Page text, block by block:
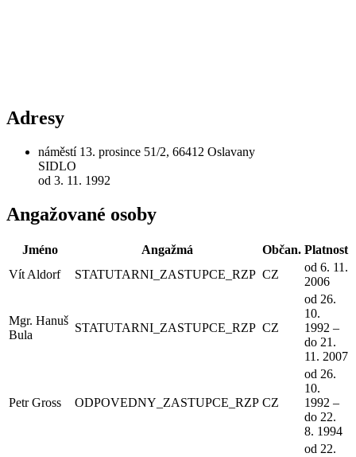
Adresy
náměstí 13. prosince 51/2, 66412 Oslavany
SIDLO
od 3. 11. 1992
Angažované osoby
Jméno Angažmá Občan. Platnost
Vít Aldorf
STATUTARNI_ZASTUPCE_RZP CZ
od 6. 11.
2006
Mgr. Hanuš
Bula
STATUTARNI_ZASTUPCE_RZP CZ
od 26.
10.
1992 –
do 21.
11. 2007
Petr Gross ODPOVEDNY_ZASTUPCE_RZP CZ
od 26.
10.
1992 –
do 22.
8. 1994
od 22.